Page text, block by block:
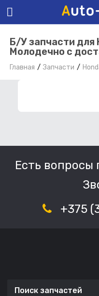
Б/У запчасти для
Молодечно с
Главная Запчасти
Есть вопросы
+375
Поиск запчастей